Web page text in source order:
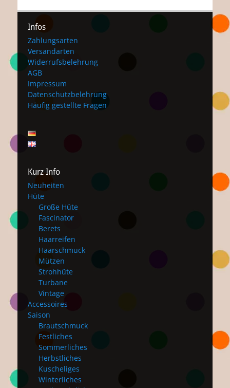
Infos
Zahlungsarten
Versandarten
Widerrufsbelehrung
AGB
Impressum
Datenschutzbelehrung
Häufig gestellte Fragen
Kurz Info
Neuheiten
Hüte
Große Hüte
Fascinator
Berets
Haarreifen
Haarschmuck
Mützen
Strohhüte
Turbane
Vintage
Accessoires
Saison
Brautschmuck
Festliches
Sommerliches
Herbstliches
Kuscheliges
Winterliches